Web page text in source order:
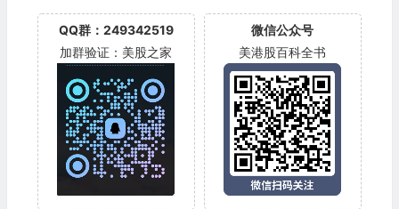
QQ群：249342519
加群验证：美股之家
微信公众号
美港股百科全书